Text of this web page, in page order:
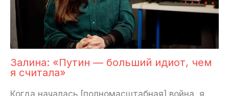
Залина: «Путин — больший идиот, чем
я считала»